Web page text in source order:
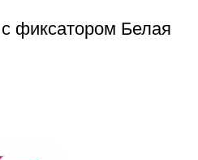
фиксатором Белая